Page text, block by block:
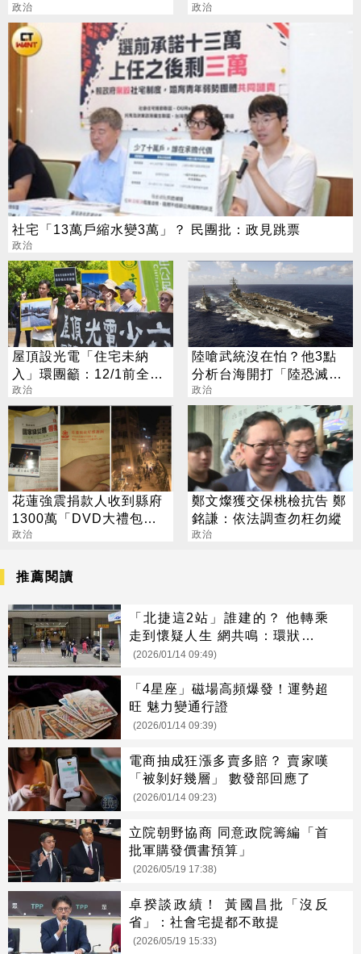
回
政治 政治
社宅「13萬戶縮水變3萬」？ 民團批：政見跳票
政治
屋頂設光電「住宅未納
入」環團籲：12/1前全面
實施
政治
陸嗆武統沒在怕？他3點
分析台海開打「陸恐滅
亡」
政治
花蓮強震捐款人收到縣府
1300萬「DVD大禮包」
網友譙爆
政治
鄭文燦獲交保桃檢抗告 鄭
銘謙：依法調查勿枉勿縱
政治
推薦閱讀
「北捷這2站」誰建的？ 他轉乘
走到懷疑人生 網共鳴：環狀線更
爛
(2026/01/14 09:49)
「4星座」磁場高頻爆發！運勢超
旺 魅力變通行證
(2026/01/14 09:39)
電商抽成狂漲多賣多賠？ 賣家嘆
「被剝好幾層」 數發部回應了
(2026/01/14 09:23)
立院朝野協商 同意政院籌編「首
批軍購發價書預算」
(2026/05/19 17:38)
卓揆談政績！ 黃國昌批「沒反
省」：社會宅提都不敢提
(2026/05/19 15:33)